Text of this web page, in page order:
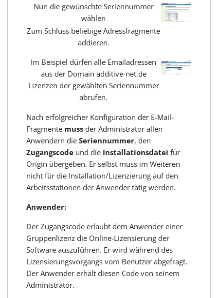
Nun die gewünschte Seriennummer
wählen
Zum Schluss beliebige Adressfragmente
addieren.
Im Beispiel dürfen alle Emailadressen
aus der Domain additive-net.de
Lizenzen der gewählten Seriennummer
abrufen.
Nach erfolgreicher Konfiguration der E-Mail-
Fragmente muss der Administrator allen
Anwendern dieSeriennummer, den
Zugangscode und die Installationsdatei für
Origin übergeben. Er selbst muss im Weiteren
nicht für die Installation/Lizenzierung auf den
Arbeitsstationen der Anwender tätig werden.
Anwender:
Der Zugangscode erlaubt dem Anwender einer
Gruppenlizenz die Online-Lizensierung der
Software auszuführen. Er wird während des
Lizensierungsvorgangs vom Benutzer abgefragt.
Der Anwender erhält diesen Code von seinem
Administrator.